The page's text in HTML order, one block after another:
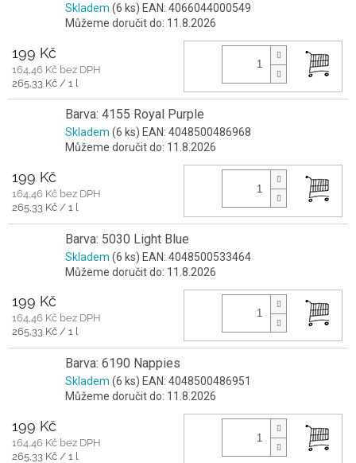
Skladem (6 ks) EAN: 4066044000549
Můžeme doručit do: 11.8.2026
199 Kč
164,46 Kč bez DPH
Měrná
265,33 Kč / 1 l
Barva: 4155 Royal Purple
Skladem (6 ks) EAN: 4048500486968
Můžeme doručit do: 11.8.2026
199 Kč
164,46 Kč bez DPH
Měrná
265,33 Kč / 1 l
Barva: 5030 Light Blue
Skladem (6 ks) EAN: 4048500533464
Můžeme doručit do: 11.8.2026
199 Kč
164,46 Kč bez DPH
Měrná
265,33 Kč / 1 l
Barva: 6190 Nappies
Skladem (6 ks) EAN: 4048500486951
Můžeme doručit do: 11.8.2026
199 Kč
164,46 Kč bez DPH
Měrná
265,33 Kč / 1 l